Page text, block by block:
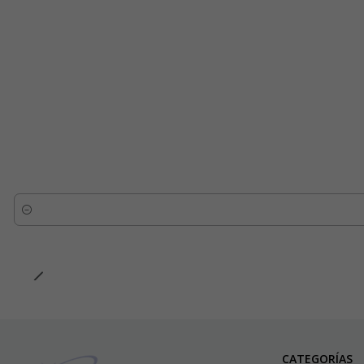
Cantidad
CATEGORÍAS